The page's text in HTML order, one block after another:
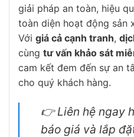
giải pháp an toàn, hiệu
toàn diện hoạt động sản
Với giá cả cạnh tranh,
cùng tư vấn khảo sát
cam kết đem đến sự an
cho quý khách hàng.
👉 Liên hệ ngay
báo giá và lắp